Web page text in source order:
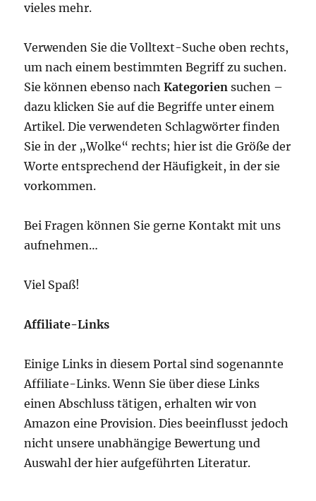
vieles mehr.
Verwenden Sie die Volltext-Suche oben rechts,
um nach einem bestimmten Begriff zu suchen.
Sie können ebenso nachKategorien suchen –
dazu klicken Sie auf die Begriffe unter einem
Artikel. Die verwendeten Schlagwörter finden
Sie in der „Wolke“ rechts; hier ist die Größe der
Worte entsprechend der Häufigkeit, in der sie
vorkommen.
Bei Fragen können Sie gerne Kontakt mit uns
aufnehmen…
Viel Spaß!
Affiliate-Links
Einige Links in diesem Portal sind sogenannte
Affiliate-Links. Wenn Sie über diese Links
einen Abschluss tätigen, erhalten wir von
Amazon eine Provision. Dies beeinflusst jedoch
nicht unsere unabhängige Bewertung und
Auswahl der hier aufgeführten Literatur.